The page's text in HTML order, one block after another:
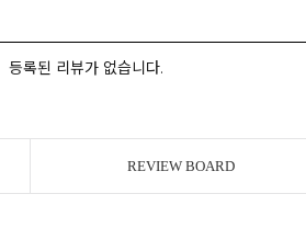
등록된 리뷰가 없습니다.
REVIEW BOARD